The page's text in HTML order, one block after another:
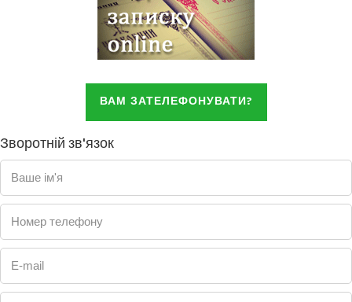
ВАМ ЗАТЕЛЕФОНУВАТИ?
Зворотній зв'язок
Ваше ім'я
Номер телефону
E-mail